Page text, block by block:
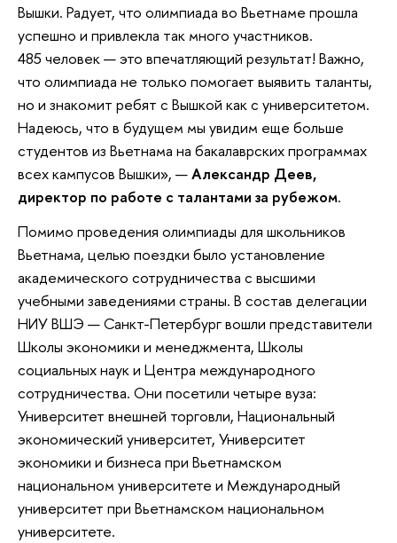
Вышки. Радует, что олимпиада во Вьетнаме прошла
успешно и привлекла так много участников.
485 человек — это впечатляющий результат! Важно,
что олимпиада не только помогает выявить таланты,
но и знакомит ребят с Вышкой как с университетом.
Надеюсь, что в будущем мы увидим еще больше
студентов из Вьетнама на бакалаврских программах
всех кампусов Вышки», —Александр Деев,
директор по работе с талантами за рубежом.
Помимо проведения олимпиады для школьников
Вьетнама, целью поездки было установление
академического сотрудничества с высшими
учебными заведениями страны. В состав делегации
НИУ ВШЭ — Санкт-Петербург вошли представители
Школы экономики и менеджмента, Школы
социальных наук и Центра международного
сотрудничества. Они посетили четыре вуза:
Университет внешней торговли, Национальный
экономический университет, Университет
экономики и бизнеса при Вьетнамском
национальном университете и Международный
университет при Вьетнамском национальном
университете.